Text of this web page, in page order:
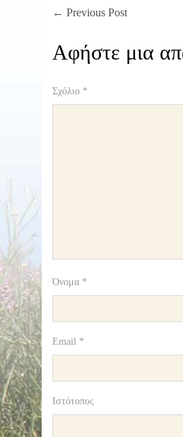
← Previous Post
Αφήστε μια
Σχόλιο *
Όνομα *
Email *
Ιστότοπος